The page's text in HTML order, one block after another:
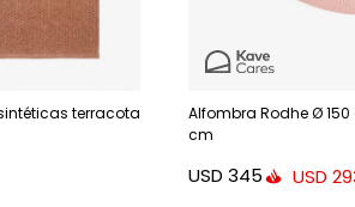
terracota
Alfombra Rodhe Ø 150
cm
USD 345 USD